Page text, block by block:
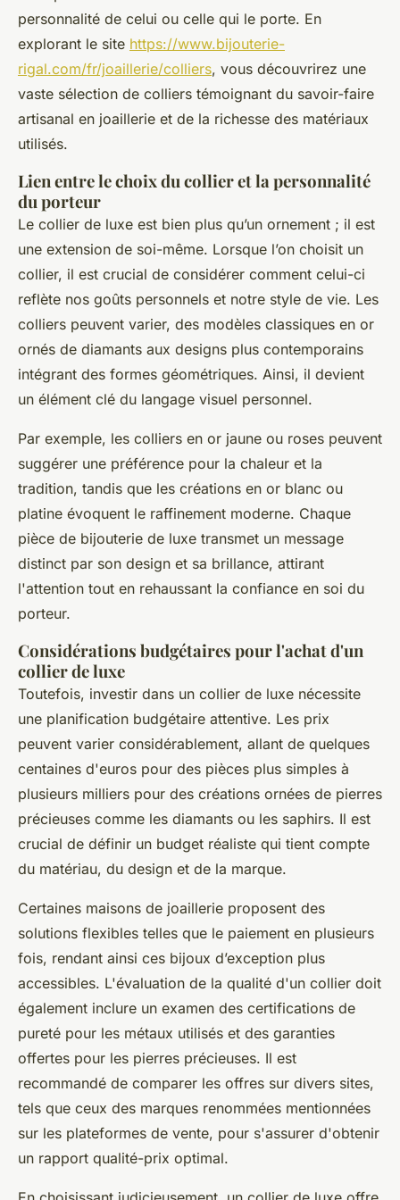
personnalité de celui ou celle qui le porte. En
explorant le site https://www.bijouterie-
rigal.com/fr/joaillerie/colliers, vous découvrirez une
vaste sélection de colliers témoignant du savoir-faire
artisanal en joaillerie et de la richesse des matériaux
utilisés.
Lien entre le choix du collier et la personnalité
du porteur
Le collier de luxe est bien plus qu’un ornement ; il est
une extension de soi-même. Lorsque l’on choisit un
collier, il est crucial de considérer comment celui-ci
reflète nos goûts personnels et notre style de vie. Les
colliers peuvent varier, des modèles classiques en or
ornés de diamants aux designs plus contemporains
intégrant des formes géométriques. Ainsi, il devient
un élément clé du langage visuel personnel.
Par exemple, les colliers en or jaune ou roses peuvent
suggérer une préférence pour la chaleur et la
tradition, tandis que les créations en or blanc ou
platine évoquent le raffinement moderne. Chaque
pièce de bijouterie de luxe transmet un message
distinct par son design et sa brillance, attirant
l'attention tout en rehaussant la confiance en soi du
porteur.
Considérations budgétaires pour l'achat d'un
collier de luxe
Toutefois, investir dans un collier de luxe nécessite
une planification budgétaire attentive. Les prix
peuvent varier considérablement, allant de quelques
centaines d'euros pour des pièces plus simples à
plusieurs milliers pour des créations ornées de pierres
précieuses comme les diamants ou les saphirs. Il est
crucial de définir un budget réaliste qui tient compte
du matériau, du design et de la marque.
Certaines maisons de joaillerie proposent des
solutions flexibles telles que le paiement en plusieurs
fois, rendant ainsi ces bijoux d’exception plus
accessibles. L'évaluation de la qualité d'un collier doit
également inclure un examen des certifications de
pureté pour les métaux utilisés et des garanties
offertes pour les pierres précieuses. Il est
recommandé de comparer les offres sur divers sites,
tels que ceux des marques renommées mentionnées
sur les plateformes de vente, pour s'assurer d'obtenir
un rapport qualité-prix optimal.